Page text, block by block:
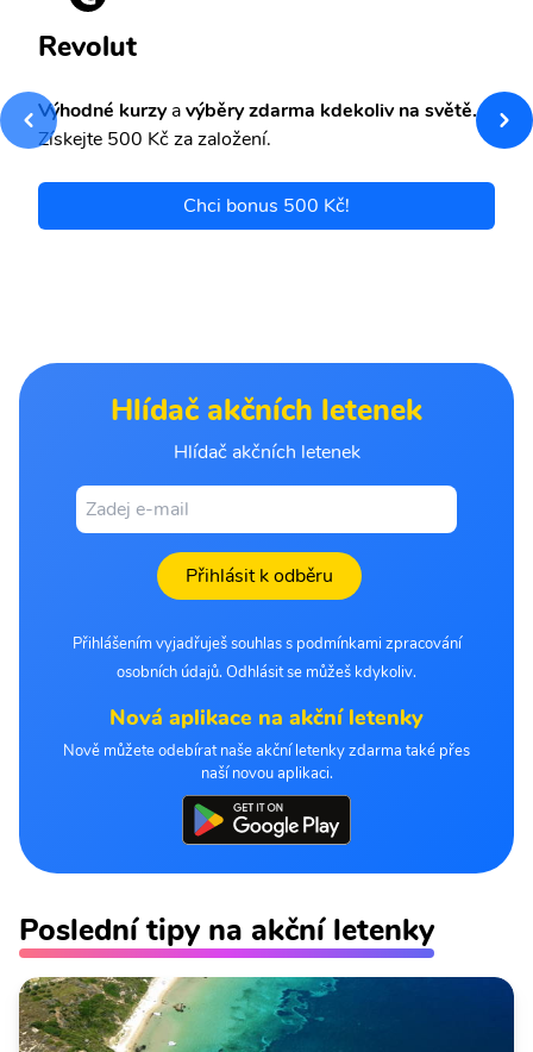
Revolut
Výhodné kurzyavýběry zdarma kdekoliv na světě.
Získejte 500 Kč za založení.
Chci bonus 500 Kč!
Hlídač akčních letenek
Hlídač akčních letenek
Přihlásit k odběru
Přihlášením vyjadřuješ souhlas s podmínkami zpracování
osobních údajů. Odhlásit se můžeš kdykoliv.
Nová aplikace na akční letenky
Nově můžete odebírat naše akční letenky zdarma také přes
naší novou aplikaci.
Poslední tipy na akční letenky